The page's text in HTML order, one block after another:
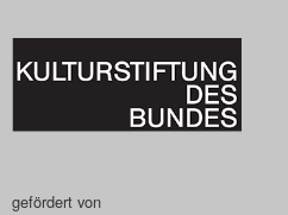
gefördert von